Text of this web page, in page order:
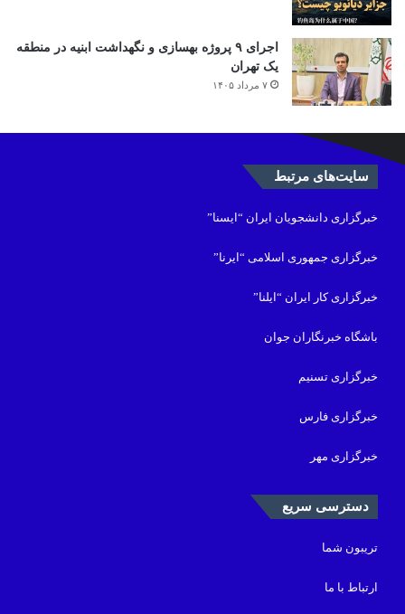
اجرای ۹ پروژه بهسازی و نگهداشت ابنیه در منطقه
یک تهران
۷ مرداد ۱۴۰۵
سایت‌های مرتبط
خبرگزاری دانشجویان ایران “ایسنا”
خبرگزاری جمهوری اسلامی “ایرنا”
خبرگزاری کار ایران “ایلنا”
باشگاه خبرنگاران جوان
خبرگزاری تسنیم
خبرگزاری فارس
خبرگزاری مهر
دسترسی سریع
تریبون شما
ارتباط با ما